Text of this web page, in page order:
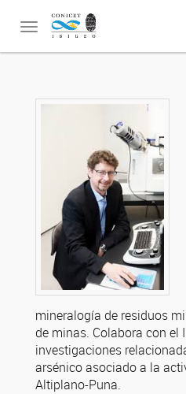
Toggle
mineralogía de residuos
de minas. Colabora con el
investigaciones
arsénico asociado a la
Altiplano-Puna.